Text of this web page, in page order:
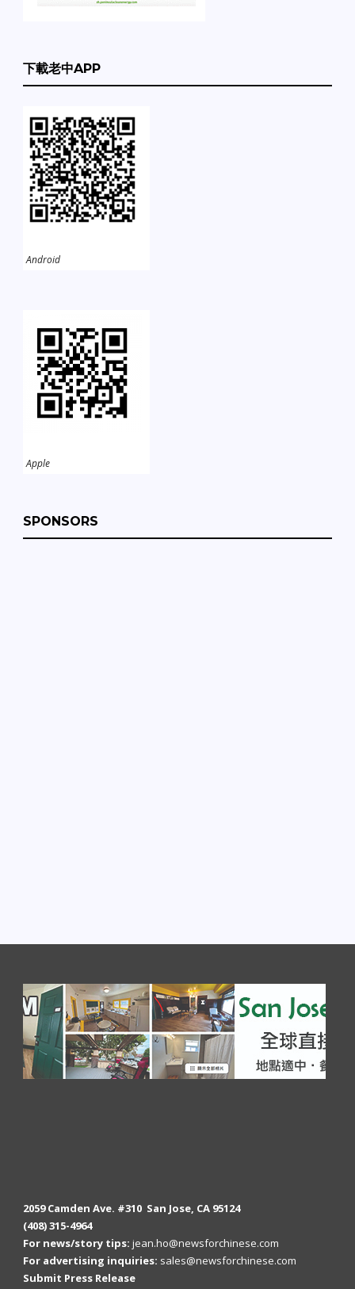
下載老中APP
Android
Apple
SPONSORS
2059 Camden Ave. #310 San Jose, CA 95124
(408) 315-4964
For news/story tips: jean.ho@newsforchinese.com
For advertising inquiries: sales@newsforchinese.com
Submit Press Release